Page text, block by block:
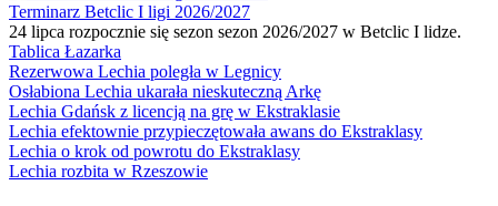
Terminarz Betclic I ligi 2026/2027
24 lipca rozpocznie się sezon sezon 2026/2027 w Betclic I lidze.
Tablica Łazarka
Rezerwowa Lechia poległa w Legnicy
Osłabiona Lechia ukarała nieskuteczną Arkę
Lechia Gdańsk z licencją na grę w Ekstraklasie
Lechia efektownie przypieczętowała awans do Ekstraklasy
Lechia o krok od powrotu do Ekstraklasy
Lechia rozbita w Rzeszowie